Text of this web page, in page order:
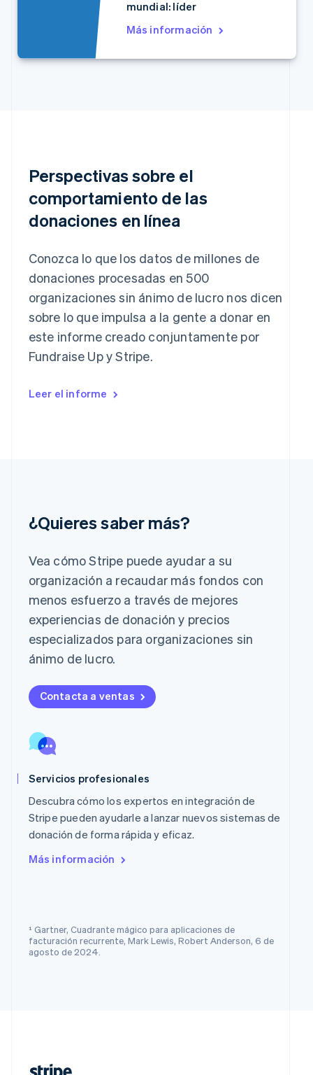
mundial: líder
Más información
Perspectivas sobre el
comportamiento de las
donaciones en línea
Conozca lo que los datos de millones de
donaciones procesadas en 500
organizaciones sin ánimo de lucro nos dicen
sobre lo que impulsa a la gente a donar en
este informe creado conjuntamente por
Fundraise Up y Stripe.
Leer el informe
¿Quieres saber más?
Vea cómo Stripe puede ayudar a su
organización a recaudar más fondos con
menos esfuerzo a través de mejores
experiencias de donación y precios
especializados para organizaciones sin
ánimo de lucro.
Contacta a ventas
Servicios profesionales
Descubra cómo los expertos en integración de
Stripe pueden ayudarle a lanzar nuevos sistemas de
donación de forma rápida y eficaz.
Más información
¹ Gartner, Cuadrante mágico para aplicaciones de
facturación recurrente, Mark Lewis, Robert Anderson, 6 de
agosto de 2024.
Italiano
Dinamarca
English
EspañolEnglish
Estados Unidos
English
Estonia
Finlandia
EnglishSvenska
Francia
FrançaisEnglish
English
Grecia
English
Hungría
India
English
Lituania
English
Luxemburgo
FrançaisDeutsch English
Malasia
English简体中文
English
EspañolEnglish
Noruega
Nueva Zelandia
English
NederlandsEnglish
Polonia
Portugal
Português English
English 简体中文
Rumania
English